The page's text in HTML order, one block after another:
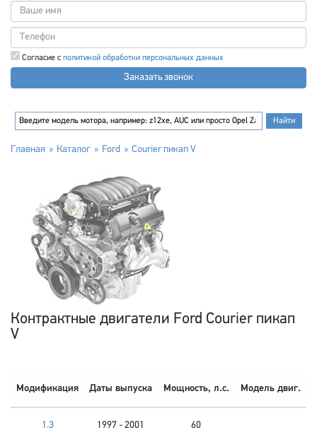
Согласие с политикой обработки персональных данных
Заказать звонок
Главная Каталог Ford Courier пикап V
Контрактные двигатели Ford Courier пикап
V
Модификация Даты выпуска Мощность, л.с. Модель двиг.
1.3 1997 - 2001 60